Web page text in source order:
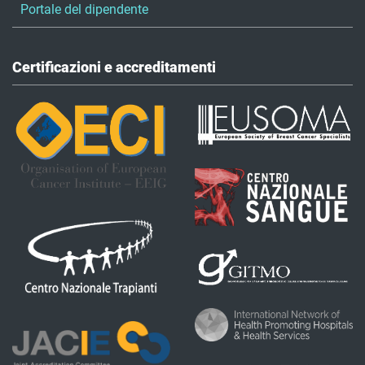
Portale del dipendente
Certificazioni e accreditamenti